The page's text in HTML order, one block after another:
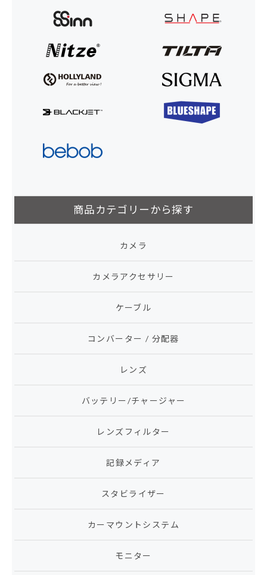
商品カテゴリーから探す
カメラ
カメラアクセサリー
ケーブル
コンバーター / 分配器
レンズ
バッテリー/チャージャー
レンズフィルター
記録メディア
スタビライザー
カーマウントシステム
モニター